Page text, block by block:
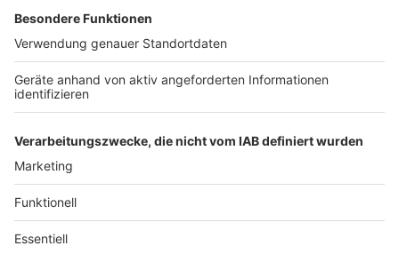
Hier geht's zum Download
Anzeige
Anzeige
Anzeige